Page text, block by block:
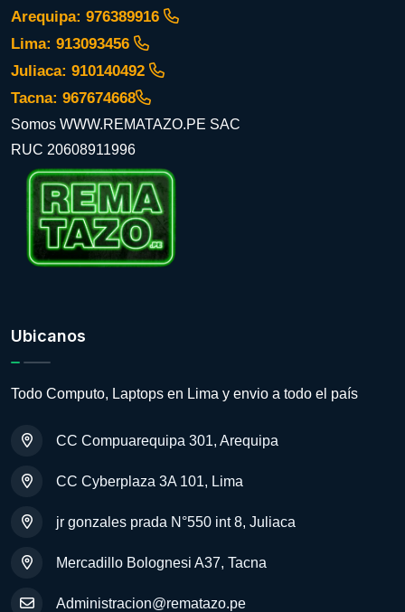
Arequipa: 976389916
Lima: 913093456
Juliaca: 910140492
Tacna: 967674668
Somos WWW.REMATAZO.PE SAC
RUC 20608911996
Ubicanos
Todo Computo, Laptops en Lima y envio a todo el país
CC Compuarequipa 301, Arequipa
CC Cyberplaza 3A 101, Lima
jr gonzales prada N°550 int 8, Juliaca
Mercadillo Bolognesi A37, Tacna
Administracion@rematazo.pe